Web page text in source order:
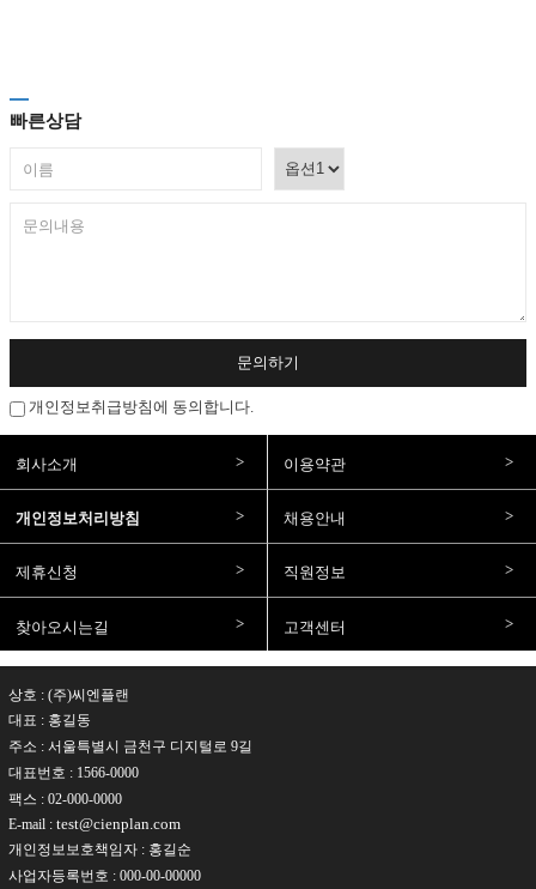
빠른상담
문의하기
개인정보취급방침에 동의합니다.
회사소개 이용약관
개인정보처리방침 채용안내
제휴신청 직원정보
찾아오시는길 고객센터
(주)씨엔플랜
대표 : 홍길동
주소 : 서울특별시 금천구 디지털로 9길
대표번호 : 1566-0000
팩스 : 02-000-0000
E-mail :test@cienplan.com
개인정보보호책임자 : 홍길순
사업자등록번호 : 000-00-00000